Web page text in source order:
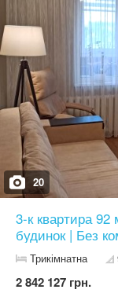
день начинается и
20
3-к квартира
будинок | Без
Трикімнатна
2 842 127 грн.